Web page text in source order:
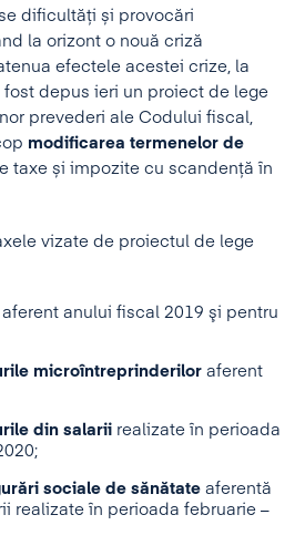
dificultăți și provocări
la orizont o nouă criză
efectele acestei crize, la
depus ieri un proiect de lege
prevederi ale Codului fiscal,
modificarea termenelor de
taxe și impozite cu scandență în
vizate de proiectul de lege
aferent anului fiscal 2019 şi pentru
microîntreprinderilor aferent
din salarii realizate în perioada
sociale de sănătate aferentă
realizate în perioada februarie –